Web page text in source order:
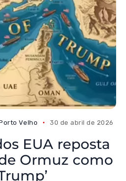
Velho 30 de abril de 2026
EUA reposta
Ormuz como